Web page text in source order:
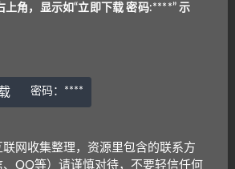
新热点时文阅读（1）
上角，显示如“立即下载 密码:****” 示
密码： ****
联网收集整理，资源里包含的联系方
QQ等）请谨慎对待，不要轻信任何